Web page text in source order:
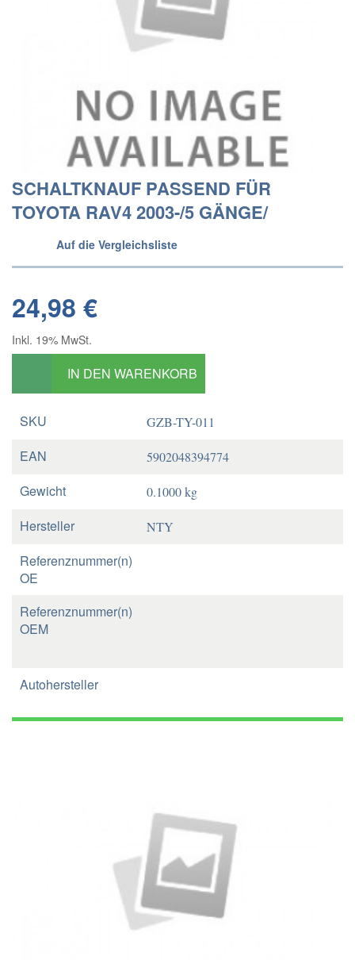
SCHALTKNAUF PASSEND FÜR
TOYOTA RAV4 2003-/5 GÄNGE/
Auf die Vergleichsliste
24,98 €
Inkl. 19% MwSt.
IN DEN WARENKORB
SKU GZB-TY-011
EAN 5902048394774
Gewicht 0.1000 kg
Hersteller NTY
Referenznummer(n)
OE
Referenznummer(n)
OEM
Autohersteller